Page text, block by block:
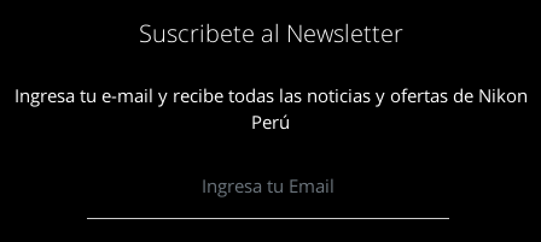
Suscribete al Newsletter
Ingresa tu e-mail y recibe todas las noticias y ofertas de Nikon
Perú